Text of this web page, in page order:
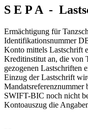
S E P A -
Ermächtigung für
Identifikationsnummer
Konto mittels Lastschrift
Kreditinstitut an, die von
gezogenen Lastschriften
Einzug der Lastschrift
Mandatsreferenznummer
SWIFT-BIC noch nicht
Kontoauszug die